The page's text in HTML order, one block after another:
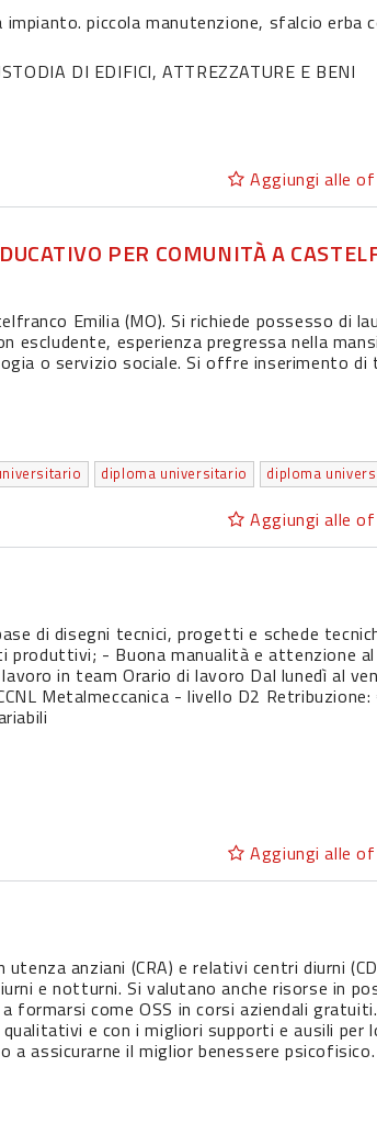
piccola manutenzione, sfalcio
DI EDIFICI, ATTREZZATURE E BENI
Aggiungi alle
PER COMUNITÀ A
Emilia (MO). Si richiede possesso di
escludente, esperienza pregressa nella
o servizio sociale. Si offre inserimento
diploma universitario diploma
Aggiungi alle
di disegni tecnici, progetti e schede
produttivi; - Buona manualità e attenzione
in team Orario di lavoro Dal lunedì al
Metalmeccanica - livello D2
Aggiungi alle
anziani (CRA) e relativi centri diurni
e notturni. Si valutano anche risorse in
formarsi come OSS in corsi aziendali
e con i migliori supporti e ausili per
assicurarne il miglior benessere psicofisico.